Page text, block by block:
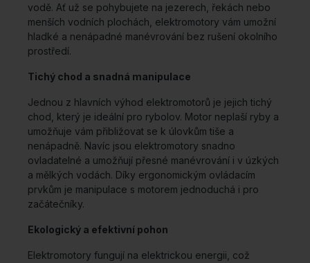
vodě. Ať už se pohybujete na jezerech, řekách nebo
menších vodních plochách, elektromotory vám umožní
hladké a nenápadné manévrování bez rušení okolního
prostředí.
Tichý chod a snadná manipulace
Jednou z hlavních výhod elektromotorů je jejich tichý
chod, který je ideální pro rybolov. Motor neplaší ryby a
umožňuje vám přibližovat se k úlovkům tiše a
nenápadně. Navíc jsou elektromotory snadno
ovladatelné a umožňují přesné manévrování i v úzkých
a mělkých vodách. Díky ergonomickým ovládacím
prvkům je manipulace s motorem jednoduchá i pro
začátečníky.
Ekologický a efektivní pohon
Elektromotory fungují na elektrickou energii, což